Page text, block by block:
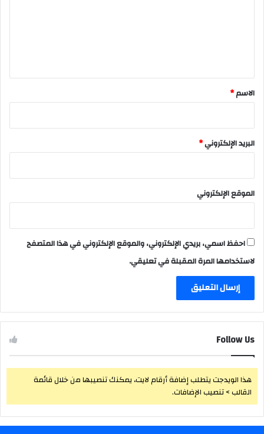
*
الاسم*
البريد الإلكتروني*
الموقع الإلكتروني
احفظ اسمي، بريدي الإلكتروني، والموقع الإلكتروني في هذا المتصفح
لاستخدامها المرة المقبلة في تعليقي.
Follow Us
هذا الويدجت يتطلب إضافة أرقام لايت، يمكنك تنصيبها من خلال قائمة
القالب > تنصيب الإضافات.